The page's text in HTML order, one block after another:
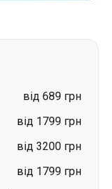
від 689 грн
від 1799 грн
від 3200 грн
від 1799 грн